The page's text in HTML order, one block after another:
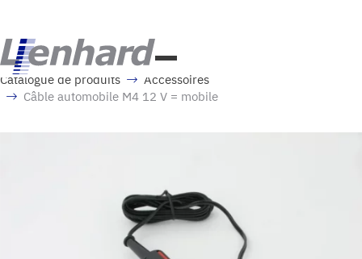
Catalogue de produits
Accessoires
Câble automobile M4 12 V = mobile